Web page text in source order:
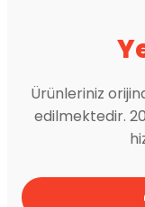
Ürünleriniz
edilmektedir.